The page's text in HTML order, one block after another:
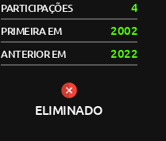
PARTICIPAÇÕES 4
PRIMEIRA EM 2002
ANTERIOR EM 2022
ELIMINADO